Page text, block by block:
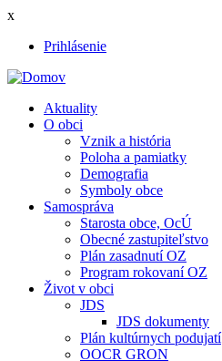
Skočiť
hlavný
x
User
menu
Prihlásenie
Main
navigation
Aktuality
O obci
Vznik a história
Poloha a pamiatky
Demografia
Symboly obce
Samospráva
Starosta obce, OcÚ
Obecné zastupiteľstvo
Plán zasadnutí OZ
Program rokovaní OZ
Život v obci
JDS
JDS dokumenty
Plán kultúrnych podujatí
OOCR GRON